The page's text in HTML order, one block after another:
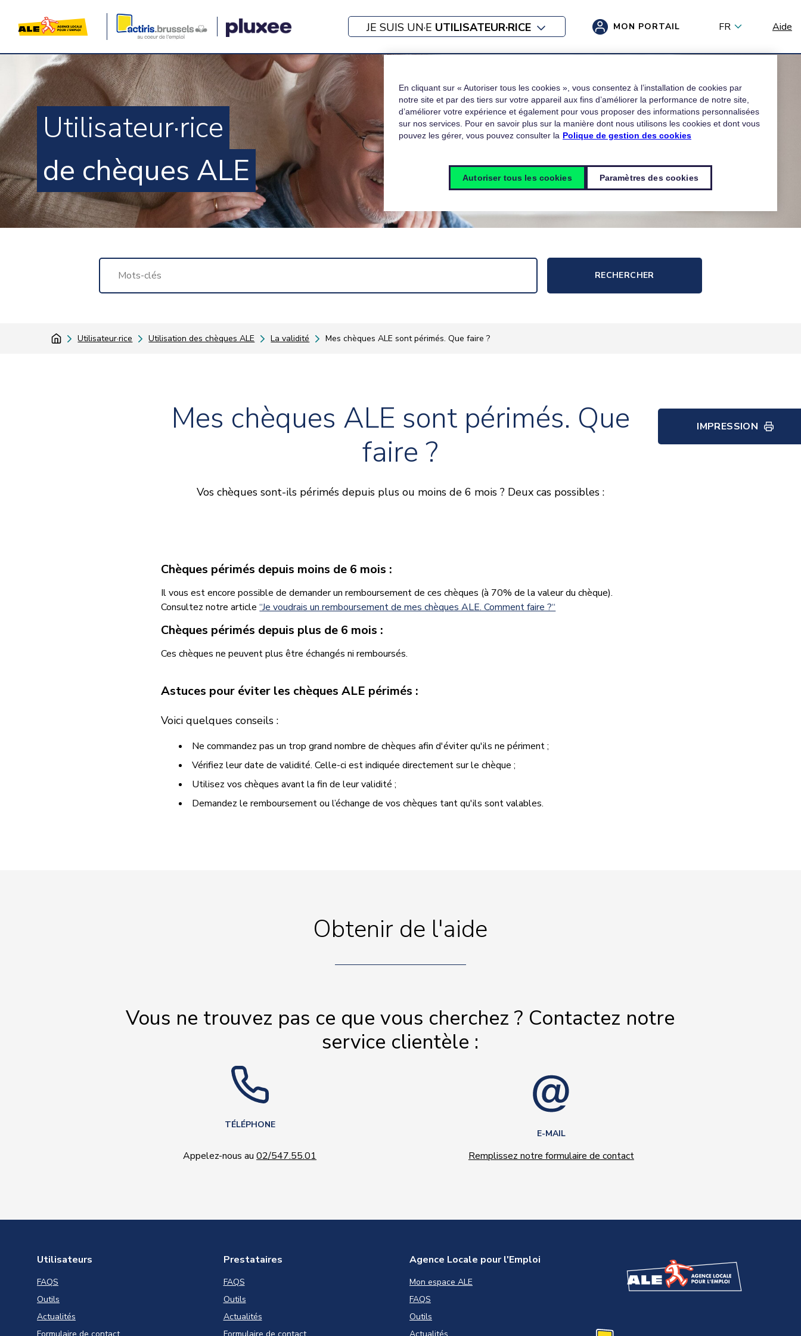
JE SUIS UN·E UTILISATEUR·RICE MON PORTAIL FR Aide
Utilisateur·rice
de chèques ALE
RECHERCHER
Utilisateur·rice Utilisation des chèques ALE La validité Mes chèques ALE sont périmés. Que faire ?
Mes chèques ALE sont périmés. Que
faire ?
Vos chèques sont-ils périmés depuis plus ou moins de 6 mois ? Deux cas possibles :
Chèques périmés depuis moins de 6 mois :
Il vous est encore possible de demander un remboursement de ces chèques (à 70% de la valeur du chèque).
Consultez notre article“Je voudrais un remboursement de mes chèques ALE. Comment faire ?“
Chèques périmés depuis plus de 6 mois :
Ces chèques ne peuvent plus être échangés ni remboursés.
Astuces pour éviter les chèques ALE périmés :
Voici quelques conseils :
Ne commandez pas un trop grand nombre de chèques afin d'éviter qu'ils ne périment ;
Vérifiez leur date de validité. Celle-ci est indiquée directement sur le chèque ;
Utilisez vos chèques avant la fin de leur validité ;
Demandez le remboursement ou l’échange de vos chèques tant qu'ils sont valables.
IMPRESSION
Obtenir de l'aide
Vous ne trouvez pas ce que vous cherchez ? Contactez notre
service clientèle :
TÉLÉPHONE
Appelez-nous au02/547.55.01
E-MAIL
Remplissez notre formulaire de contact
Utilisateurs
FAQS
Outils
Actualités
Prestataires
FAQS
Outils
Actualités
Agence Locale pour l'Emploi
Mon espace ALE
FAQS
Outils
En cliquant sur « Autoriser tous les cookies », vous consentez à l’installation de cookies par
notre site et par des tiers sur votre appareil aux fins d’améliorer la performance de notre site,
d’améliorer votre expérience et également pour vous proposer des informations personnalisées
sur nos services. Pour en savoir plus sur la manière dont nous utilisons les cookies et dont vous
pouvez les gérer, vous pouvez consulter la Polique de gestion des cookies
Paramètres des cookies
Autoriser tous les cookies